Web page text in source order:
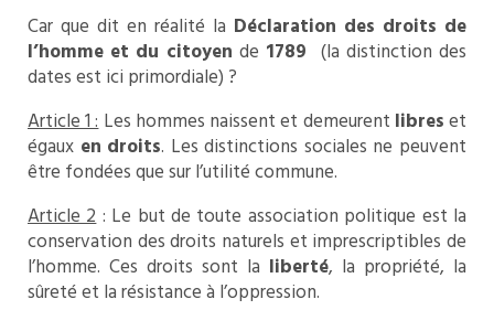
Car que dit en réalité la Déclaration des droits de
l’homme et du citoyen de 1789 (la distinction des
dates est ici primordiale) ?
Article 1 :Les hommes naissent et demeurent libreset
égaux en droits. Les distinctions sociales ne peuvent
être fondées que sur l’utilité commune.
Article 2: Le but de toute association politique est la
conservation des droits naturels et imprescriptibles de
l’homme. Ces droits sont la liberté, la propriété, la
sûreté et la résistance à l’oppression.